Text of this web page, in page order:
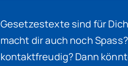
Gesetzestexte sind für
macht dir auch noch
kontaktfreudig? Dann